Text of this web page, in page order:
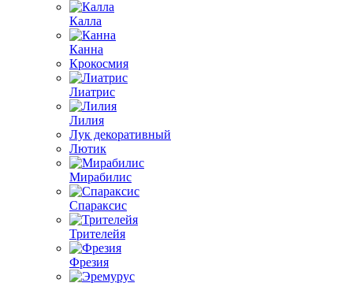
Калла
Канна
Крокосмия
Лиатрис
Лилия
Лук декоративный
Лютик
Мирабилис
Спараксис
Трителейя
Фрезия